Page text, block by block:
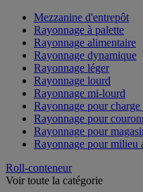
Mezzanine d'entrepôt
Rayonnage à palette
Rayonnage alimentaire
Rayonnage dynamique
Rayonnage léger
Rayonnage lourd
Rayonnage mi-lourd
Rayonnage pour
Rayonnage pour
Rayonnage pour
Rayonnage pour milieu
Roll-conteneur
Voir toute la catégorie